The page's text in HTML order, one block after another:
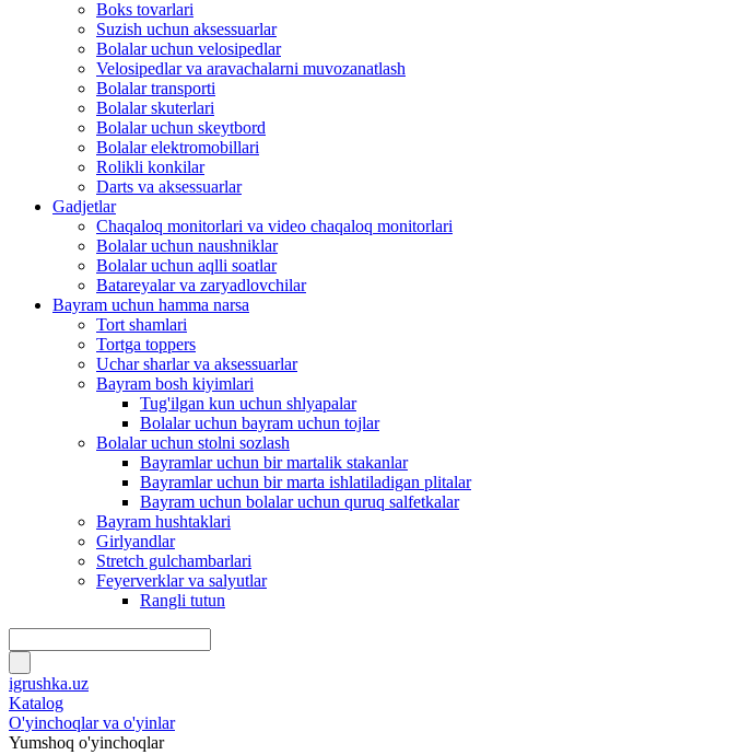
Boks tovarlari
Suzish uchun aksessuarlar
Bolalar uchun velosipedlar
Velosipedlar va aravachalarni muvozanatlash
Bolalar transporti
Bolalar skuterlari
Bolalar uchun skeytbord
Bolalar elektromobillari
Rolikli konkilar
Darts va aksessuarlar
Gadjetlar
Chaqaloq monitorlari va video chaqaloq monitorlari
Bolalar uchun naushniklar
Bolalar uchun aqlli soatlar
Batareyalar va zaryadlovchilar
Bayram uchun hamma narsa
Tort shamlari
Tortga toppers
Uchar sharlar va aksessuarlar
Bayram bosh kiyimlari
Tug'ilgan kun uchun shlyapalar
Bolalar uchun bayram uchun tojlar
Bolalar uchun stolni sozlash
Bayramlar uchun bir martalik stakanlar
Bayramlar uchun bir marta ishlatiladigan plitalar
Bayram uchun bolalar uchun quruq salfetkalar
Bayram hushtaklari
Girlyandlar
Stretch gulchambarlari
Feyerverklar va salyutlar
Rangli tutun
igrushka.uz
Katalog
O'yinchoqlar va o'yinlar
Yumshoq o'yinchoqlar